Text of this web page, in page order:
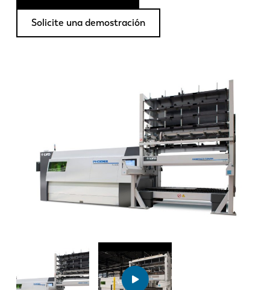
Solicite una demostración
Vacantes